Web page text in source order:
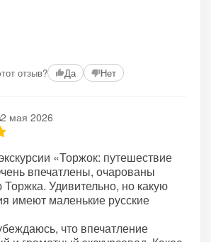
отзыв? Да Нет
2 мая 2026
«Торжок: путешествие
впечатлены, очарованы
Удивительно, но какую
имеют маленькие русские
что впечатление